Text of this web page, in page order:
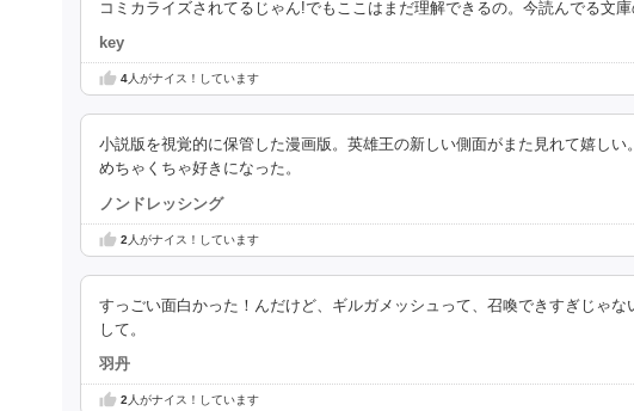
コミカライズされてるじゃん!でもここはまだ理解できるの。今読んでる文
key
4人がナイス！しています
小説版を視覚的に保管した漫画版。英雄王の新しい側面がまた見れて嬉し
めちゃくちゃ好きになった。
ノンドレッシング
2 人がナイス！しています
すっごい面白かった！んだけど、ギルガメッシュって、召喚できすぎじゃ
して。
羽丹
2人がナイス！しています